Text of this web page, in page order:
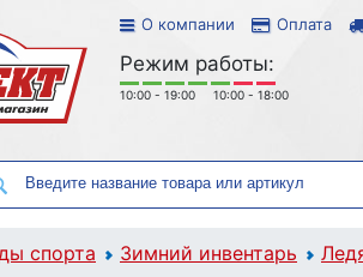
О компании Оплата
Режим работы:
10:00 - 19:00 10:00 - 18:00
спорта Зимний инвентарь